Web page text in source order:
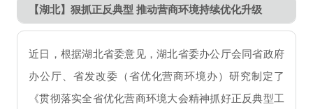
【湖北】狠抓正反典型 推动营商环境持续优化升级
近日，根据湖北省委意见，湖北省委办公厅会同省政府
办公厅、省发改委（省优化营商环境办）研究制定了
《贯彻落实全省优化营商环境大会精神抓好正反典型工